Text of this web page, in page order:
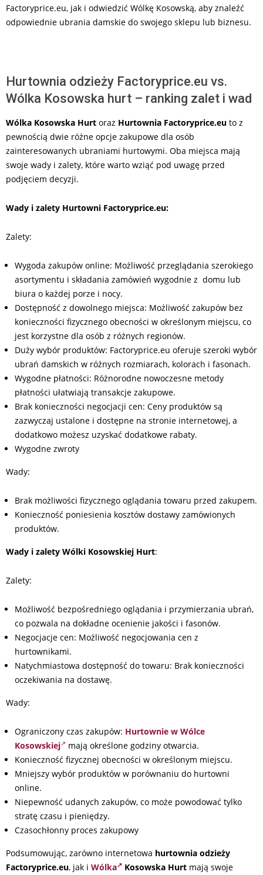
Factoryprice.eu, jak i odwiedzić Wólkę Kosowską, aby znaleźć
odpowiednie ubrania damskie do swojego sklepu lub biznesu.
Hurtownia odzieży Factoryprice.eu vs.
Wólka Kosowska hurt – ranking zalet i wad
Wólka Kosowska Hurt oraz Hurtownia Factoryprice.eu to z
pewnością dwie różne opcje zakupowe dla osób
zainteresowanych ubraniami hurtowymi. Oba miejsca mają
swoje wady i zalety, które warto wziąć pod uwagę przed
podjęciem decyzji.
Wady i zalety Hurtowni Factoryprice.eu:
Zalety:
Wygoda zakupów online: Możliwość przeglądania szerokiego
asortymentu i składania zamówień wygodnie z domu lub
biura o każdej porze i nocy.
Dostępność z dowolnego miejsca: Możliwość zakupów bez
konieczności fizycznego obecności w określonym miejscu, co
jest korzystne dla osób z różnych regionów.
Duży wybór produktów: Factoryprice.eu oferuje szeroki wybór
ubrań damskich w różnych rozmiarach, kolorach i fasonach.
Wygodne płatności: Różnorodne nowoczesne metody
płatności ułatwiają transakcje zakupowe.
Brak konieczności negocjacji cen: Ceny produktów są
zazwyczaj ustalone i dostępne na stronie internetowej, a
dodatkowo możesz uzyskać dodatkowe rabaty.
Wygodne zwroty
Wady:
Brak możliwości fizycznego oglądania towaru przed zakupem.
Konieczność poniesienia kosztów dostawy zamówionych
produktów.
Wady i zalety Wólki Kosowskiej Hurt:
Zalety:
Możliwość bezpośredniego oglądania i przymierzania ubrań,
co pozwala na dokładne ocenienie jakości i fasonów.
Negocjacje cen: Możliwość negocjowania cen z
hurtownikami.
Natychmiastowa dostępność do towaru: Brak konieczności
oczekiwania na dostawę.
Wady:
Ograniczony czas zakupów: Hurtownie w Wólce
Kosowskiej
mają określone godziny otwarcia.
Konieczność fizycznej obecności w określonym miejscu.
Mniejszy wybór produktów w porównaniu do hurtowni
online.
Niepewność udanych zakupów, co może powodować tylko
stratę czasu i pieniędzy.
Czasochłonny proces zakupowy
Podsumowując, zarówno internetowa hurtownia odzieży
Factoryprice.eu, jak i Wólka Kosowska Hurt mają swoje